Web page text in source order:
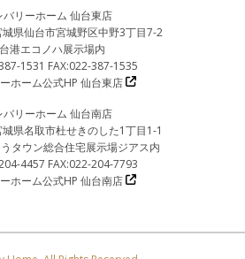
バリーホーム 仙台東店
県仙台市宮城野区中野3丁目7-2
港エコノハ展示場内
1531 FAX:022-387-1535
ホーム公式HP 仙台東店
バリーホーム 仙台南店
県名取市杜せきのした1丁目1-1
タウン総合住宅展示場ジアス内
4457 FAX:022-204-7793
ホーム公式HP 仙台南店